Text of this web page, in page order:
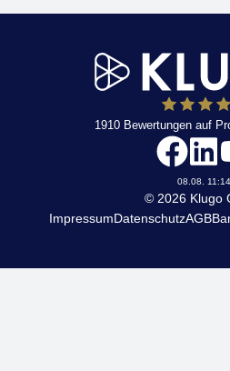
KLUGO
1910Bewertungen auf
08.08. 11:14
© 2026 Klugo
ImpressumDatenschutzAGB